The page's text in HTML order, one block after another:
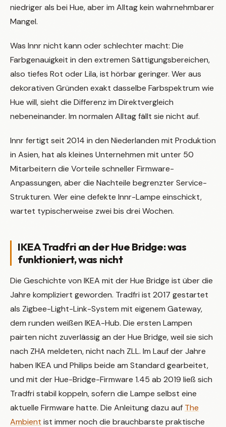
niedriger als bei Hue, aber im Alltag kein wahrnehmbarer
Mangel.
Was Innr nicht kann oder schlechter macht: Die
Farbgenauigkeit in den extremen Sättigungsbereichen,
also tiefes Rot oder Lila, ist hörbar geringer. Wer aus
dekorativen Gründen exakt dasselbe Farbspektrum wie
Hue will, sieht die Differenz im Direktvergleich
nebeneinander. Im normalen Alltag fällt sie nicht auf.
Innr fertigt seit 2014 in den Niederlanden mit Produktion
in Asien, hat als kleines Unternehmen mit unter 50
Mitarbeitern die Vorteile schneller Firmware-
Anpassungen, aber die Nachteile begrenzter Service-
Strukturen. Wer eine defekte Innr-Lampe einschickt,
wartet typischerweise zwei bis drei Wochen.
IKEA Tradfri an der Hue Bridge: was
funktioniert, was nicht
Die Geschichte von IKEA mit der Hue Bridge ist über die
Jahre kompliziert geworden. Tradfri ist 2017 gestartet
als Zigbee-Light-Link-System mit eigenem Gateway,
dem runden weißen IKEA-Hub. Die ersten Lampen
pairten nicht zuverlässig an der Hue Bridge, weil sie sich
nach ZHA meldeten, nicht nach ZLL. Im Lauf der Jahre
haben IKEA und Philips beide am Standard gearbeitet,
und mit der Hue-Bridge-Firmware 1.45 ab 2019 ließ sich
Tradfri stabil koppeln, sofern die Lampe selbst eine
aktuelle Firmware hatte. Die Anleitung dazu auf The
Ambient ist immer noch die brauchbarste praktische